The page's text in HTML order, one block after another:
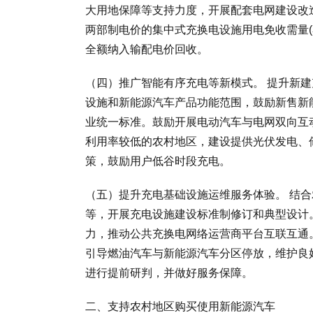
大用地保障等支持力度，开展配套电网建设
两部制电价的集中式充换电设施用电免收需
全额纳入输配电价回收。
（四）推广智能有序充电等新模式。 提升新
设施和新能源汽车产品功能范围，鼓励新售
业统一标准。鼓励开展电动汽车与电网双向
利用率较低的农村地区，建设提供光伏发电
策，鼓励用户低谷时段充电。
（五）提升充电基础设施运维服务体验。 结
等，开展充电设施建设标准制修订和典型设
力，推动公共充换电网络运营商平台互联互
引导燃油汽车与新能源汽车分区停放，维护
进行提前研判，并做好服务保障。
二、支持农村地区购买使用新能源汽车